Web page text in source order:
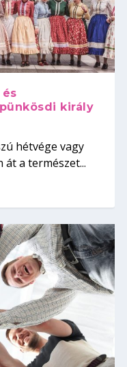
király
hétvége vagy
át a természet...